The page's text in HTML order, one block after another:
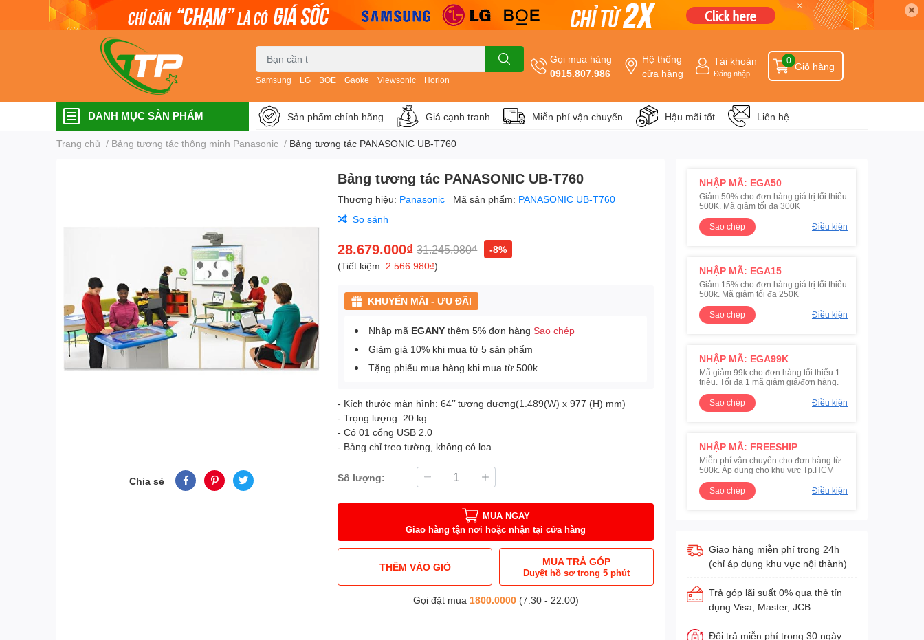
✕
Samsung LG BOE Gaoke Viewsonic Horion
Gọi mua hàng
0915.807.986
Hệ thống
cửa hàng
Tài khoản
Đăng nhập
Giỏ hàng
0
DANH MỤC SẢN PHẨM Sản phẩm chính hãng Giá cạnh tranh Miễn phí vận chuyển Hậu mãi tốt Liên hệ
Trang chủ / Bảng tương tác thông minh Panasonic / Bảng tương tác PANASONIC UB-T760
Chia sẻ
Bảng tương tác PANASONIC UB-T760
Thương hiệu: Panasonic Mã sản phẩm: PANASONIC UB-T760
So sánh
28.679.000₫ 31.245.980₫
-8%
(Tiết kiệm: 2.566.980₫)
KHUYẾN MÃI - ƯU ĐÃI
Nhập mã EGANY thêm 5% đơn hàngSao chép
Giảm giá 10% khi mua từ 5 sản phẩm
Tặng phiếu mua hàng khi mua từ 500k
- Kích thước màn hình: 64’’ tương đương(1.489(W) x 977 (H) mm)
- Trọng lượng: 20 kg
- Có 01 cổng USB 2.0
- Bảng chỉ treo tường, không có loa
Số lượng:
MUA NGAY
Giao hàng tận nơi hoặc nhận tại cửa hàng
THÊM VÀO GIỎ MUA TRẢ GÓP
Duyệt hồ sơ trong 5 phút
Gọi đặt mua 1800.0000(7:30 - 22:00)
NHẬP MÃ: EGA50
Giảm 50% cho đơn hàng giá trị tối thiểu
500K. Mã giảm tối đa 300K
Sao chép
Điều kiện
NHẬP MÃ: EGA15
Giảm 15% cho đơn hàng giá trị tối thiểu
500k. Mã giảm tối đa 250K
Sao chép
Điều kiện
NHẬP MÃ: EGA99K
Mã giảm 99k cho đơn hàng tối thiểu 1
triệu. Tối đa 1 mã giảm giá/đơn hàng.
Sao chép
Điều kiện
NHẬP MÃ: FREESHIP
Miễn phí vận chuyển cho đơn hàng từ
500k. Áp dụng cho khu vực Tp.HCM
Sao chép
Điều kiện
Giao hàng miễn phí trong 24h
(chỉ áp dụng khu vực nội thành)
Trả góp lãi suất 0% qua thẻ tín
dụng Visa, Master, JCB
Đổi trả miễn phí trong 30 ngày